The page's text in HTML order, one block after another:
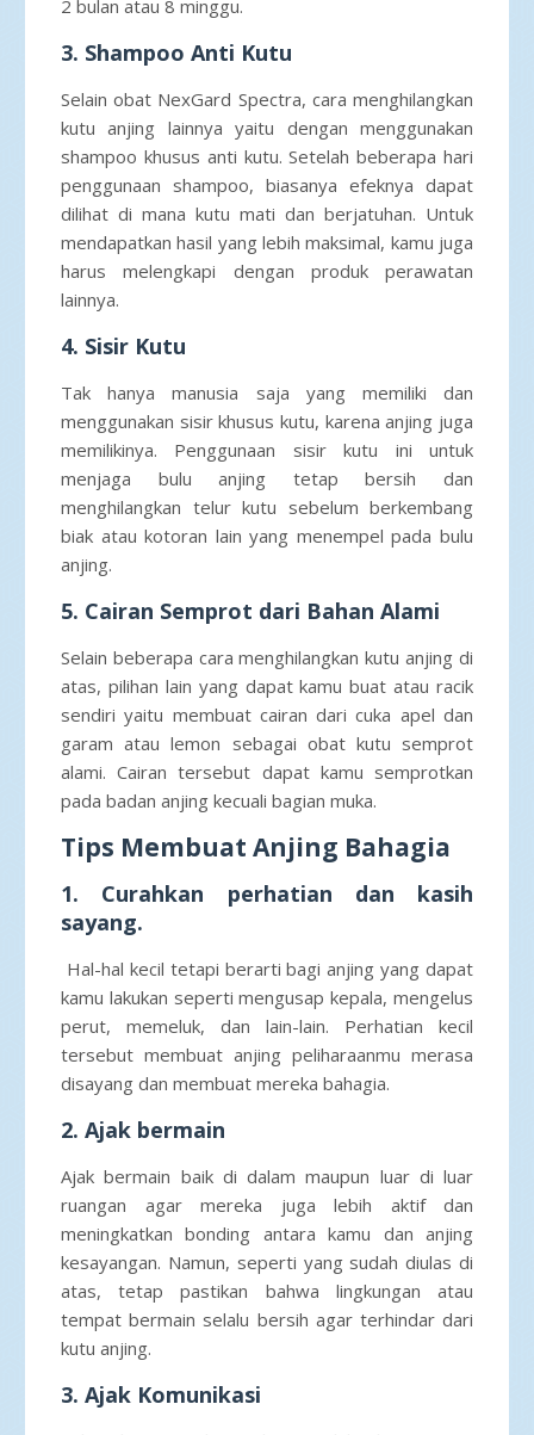
2 bulan atau 8 minggu.
3. Shampoo Anti Kutu
Selain obat NexGard Spectra, cara menghilangkan
kutu anjing lainnya yaitu dengan menggunakan
shampoo khusus anti kutu. Setelah beberapa hari
penggunaan shampoo, biasanya efeknya dapat
dilihat di mana kutu mati dan berjatuhan. Untuk
mendapatkan hasil yang lebih maksimal, kamu juga
harus melengkapi dengan produk perawatan
lainnya.
4. Sisir Kutu
Tak hanya manusia saja yang memiliki dan
menggunakan sisir khusus kutu, karena anjing juga
memilikinya. Penggunaan sisir kutu ini untuk
menjaga bulu anjing tetap bersih dan
menghilangkan telur kutu sebelum berkembang
biak atau kotoran lain yang menempel pada bulu
anjing.
5. Cairan Semprot dari Bahan Alami
Selain beberapa cara menghilangkan kutu anjing di
atas, pilihan lain yang dapat kamu buat atau racik
sendiri yaitu membuat cairan dari cuka apel dan
garam atau lemon sebagai obat kutu semprot
alami. Cairan tersebut dapat kamu semprotkan
pada badan anjing kecuali bagian muka.
Tips Membuat Anjing Bahagia
1. Curahkan perhatian dan kasih
sayang.
Hal-hal kecil tetapi berarti bagi anjing yang dapat
kamu lakukan seperti mengusap kepala, mengelus
perut, memeluk, dan lain-lain. Perhatian kecil
tersebut membuat anjing peliharaanmu merasa
disayang dan membuat mereka bahagia.
2. Ajak bermain
Ajak bermain baik di dalam maupun luar di luar
ruangan agar mereka juga lebih aktif dan
meningkatkan bonding antara kamu dan anjing
kesayangan. Namun, seperti yang sudah diulas di
atas, tetap pastikan bahwa lingkungan atau
tempat bermain selalu bersih agar terhindar dari
kutu anjing.
3. Ajak Komunikasi